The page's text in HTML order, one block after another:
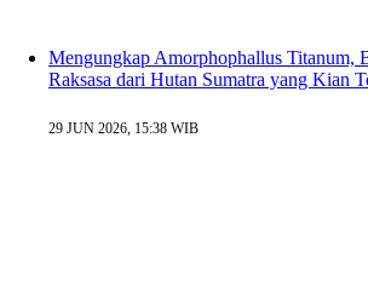
Mengungkap Amorphophallus Titanum,
Raksasa dari Hutan Sumatra yang Kian
29 JUN 2026, 15:38 WIB